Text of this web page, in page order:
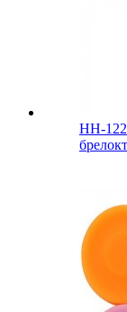
HH-